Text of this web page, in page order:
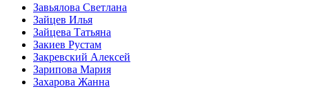
Завьялова Светлана
Зайцев Илья
Зайцева Татьяна
Закиев Рустам
Закревский Алексей
Зарипова Мария
Захарова Жанна